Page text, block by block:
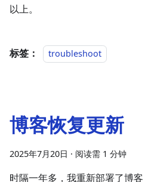
以上。
标签： troubleshoot
博客恢复更新
2025年7月20日 · 阅读需 1 分钟
时隔一年多，我重新部署了博